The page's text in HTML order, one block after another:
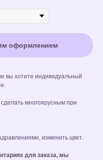
оформлением
вы хотите индивидуальный
многоярусным при
изменить цвет.
для заказа, мы